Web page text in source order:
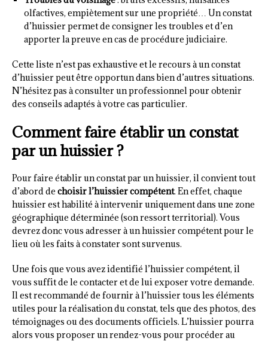
olfactives, empiètement sur une propriété… Un constat
d’huissier permet de consigner les troubles et d’en
apporter la preuve en cas de procédure judiciaire.
Cette liste n’est pas exhaustive et le recours à un constat
d’huissier peut être opportun dans bien d’autres situations.
N’hésitez pas à consulter un professionnel pour obtenir
des conseils adaptés à votre cas particulier.
Comment faire établir un constat
par un huissier ?
Pour faire établir un constat par un huissier, il convient tout
d’abord de choisir l’huissier compétent. En effet, chaque
huissier est habilité à intervenir uniquement dans une zone
géographique déterminée (son ressort territorial). Vous
devrez donc vous adresser à un huissier compétent pour le
lieu où les faits à constater sont survenus.
Une fois que vous avez identifié l’huissier compétent, il
vous suffit de le contacter et de lui exposer votre demande.
Il est recommandé de fournir à l’huissier tous les éléments
utiles pour la réalisation du constat, tels que des photos, des
témoignages ou des documents officiels. L’huissier pourra
alors vous proposer un rendez-vous pour procéder au